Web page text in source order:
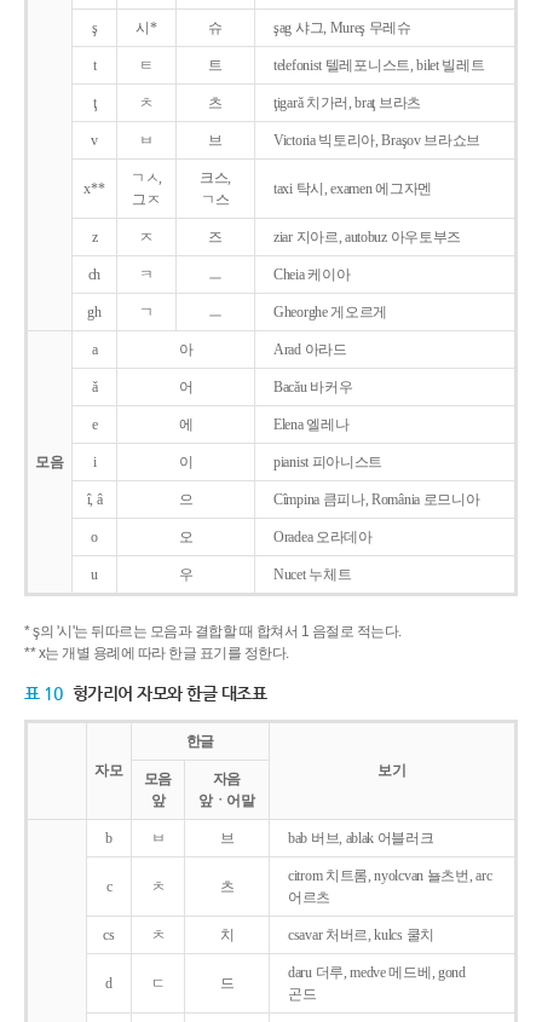
ş 시* 슈 şag 샤그, Mureş 무레슈
t ㅌ 트 telefonist 텔레포니스트, bilet 빌레트
ţ ㅊ 츠 ţigarǎ 치가러, braţ 브라츠
v ㅂ 브 Victoria 빅토리아, Braşov 브라쇼브
x**
ㄱㅅ,
그ㅈ
크스,
ㄱ스
taxi 탁시, examen 에그자멘
z ㅈ 즈 ziar 지아르, autobuz 아우토부즈
ch ㅋ ㅡ Cheia 케이아
gh ㄱ ㅡ Gheorghe 게오르게
모음
a 아 Arad 아라드
ǎ 어 Bacǎu 바커우
e 에 Elena 엘레나
i 이 pianist 피아니스트
î, â 으 Cîmpina 큼피나, România 로므니아
o 오 Oradea 오라데아
u 우 Nucet 누체트
* ş의 '시'는 뒤따르는 모음과 결합할 때 합쳐서 1 음절로 적는다.
** x는 개별 용례에 따라 한글 표기를 정한다.
표 10 헝가리어 자모와 한글 대조표
자모
한글
보기
모음
앞
자음
앞ㆍ어말
b ㅂ 브 bab 버브, ablak 어블러크
c ㅊ 츠
citrom 치트롬, nyolcvan 뇰츠번, arc
어르츠
cs ㅊ 치 csavar 처버르, kulcs 쿨치
d ㄷ 드
daru 더루, medve 메드베, gond
곤드